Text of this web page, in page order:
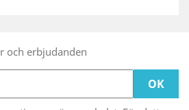
och erbjudanden